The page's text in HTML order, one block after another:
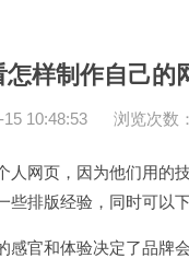
样制作自己的
10:48:53 浏览次数
网页，因为他们用的
些排版经验，同时可以
官和体验决定了品牌